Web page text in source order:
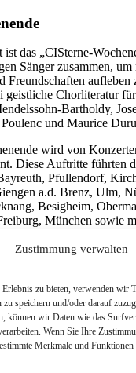
Zustimmung verwalten
zu bieten, verwenden wir
speichern und/oder darauf
können wir Daten wie das
Wenn Sie Ihre
Merkmale und Funktionen
das „CISterne-
Sänger zusammen,
Freundschaften aufleben
geistliche Chorliteratur
Bartholdy,
und Maurice
wird von
Diese Auftritte führten
Pfullendorf,
a.d. Brenz, Ulm,
Besigheim,
München sowie